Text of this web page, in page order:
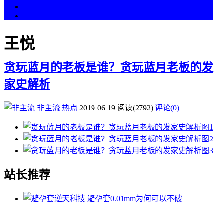
王悦
贪玩蓝月的老板是谁？贪玩蓝月老板的发
家史解析
非主流 热点 2019-06-19 阅读(2792) 评论(0)
站长推荐